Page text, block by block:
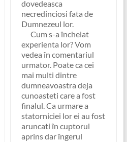
dovedeasca
necredinciosi fata de
Dumnezeul lor.
Cum s-a încheiat
experienta lor? Vom
vedea în comentariul
urmator. Poate ca cei
mai multi dintre
dumneavoastra deja
cunoasteti care a fost
finalul.Ca urmare a
statorniciei lor ei au fost
aruncati în cuptorul
aprins dar îngerul